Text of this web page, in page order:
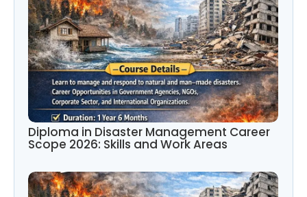
Diploma in Disaster Management Career
Scope 2026: Skills and Work Areas